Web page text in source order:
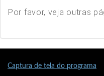
Por favor, veja outras
Captura de tela do programa